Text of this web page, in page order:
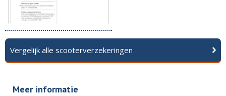
Vergelijk alle scooterverzekeringen
Meer informatie